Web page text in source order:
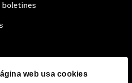
web usa cookies
boletines